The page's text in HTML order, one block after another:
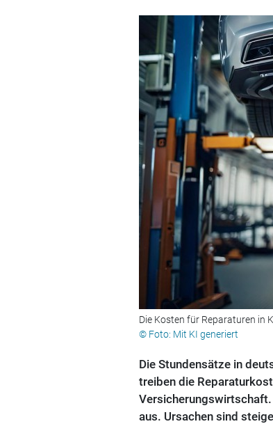
Die Kosten für Reparaturen in
© Foto: Mit KI generiert
Die Stundensätze in
treiben die
aus. Ursachen sind